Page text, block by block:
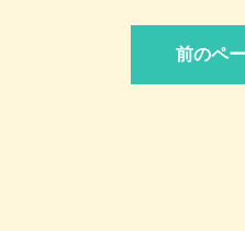
前のペ